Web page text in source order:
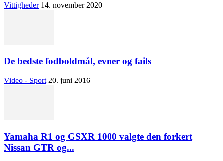
Vittigheder 14. november 2020
De bedste fodboldmål, evner og fails
Video - Sport 20. juni 2016
Yamaha R1 og GSXR 1000 valgte den forkert
Nissan GTR og...